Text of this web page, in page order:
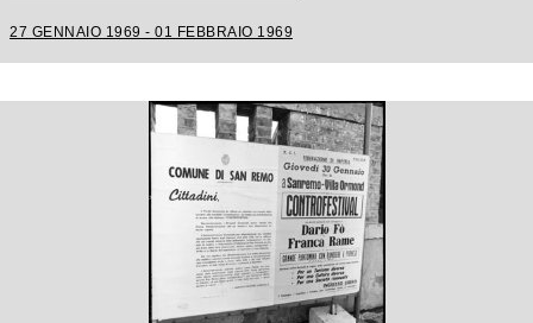
27 GENNAIO 1969 - 01 FEBBRAIO 1969